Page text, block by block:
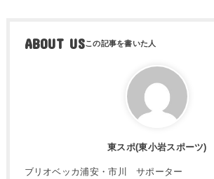
ABOUT US
東スポ(東小岩スポーツ)
ブリオベッカ浦安・市川 サポーター